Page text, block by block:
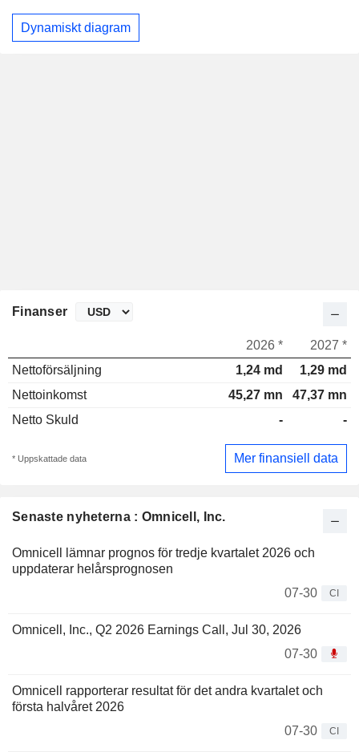
Dynamiskt diagram
Senaste nyheterna : Omnicell, Inc.
Omnicell lämnar prognos för tredje kvartalet 2026 och
uppdaterar helårsprognosen
07-30
CI
Omnicell, Inc., Q2 2026 Earnings Call, Jul 30, 2026
07-30
Omnicell rapporterar resultat för det andra kvartalet och
första halvåret 2026
07-30
CI
Finanser
2026 *
2027 *
Nettoförsäljning
1,24 md
1,29 md
Nettoinkomst
45,27 mn
47,37 mn
Netto Skuld
- -
* Uppskattade data Mer finansiell data